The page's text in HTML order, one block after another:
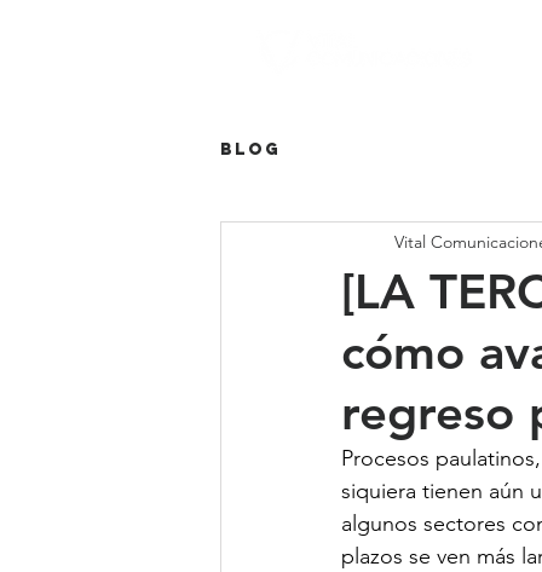
Blog
[LA
cómo
regreso
Vital
Procesos
siquiera tienen aún
algunos sectores
plazos se ven más